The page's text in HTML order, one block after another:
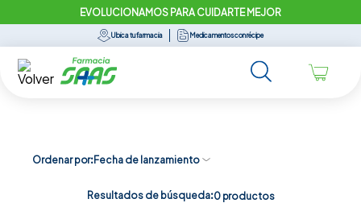
EVOLUCIONAMOS PARA CUIDARTE MEJOR
Ubica tu farmacia Medicamentos con récipe
Ordenar por Fecha de lanzamiento
Resultados de búsqueda:0 productos